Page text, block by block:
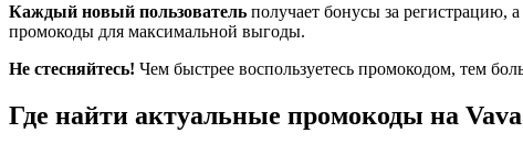
Каждый новый пользователь получает бонусы за регистрацию,
промокоды для максимальной выгоды.
Не стесняйтесь! Чем быстрее воспользуетесь промокодом, тем
Где найти актуальные промокоды на